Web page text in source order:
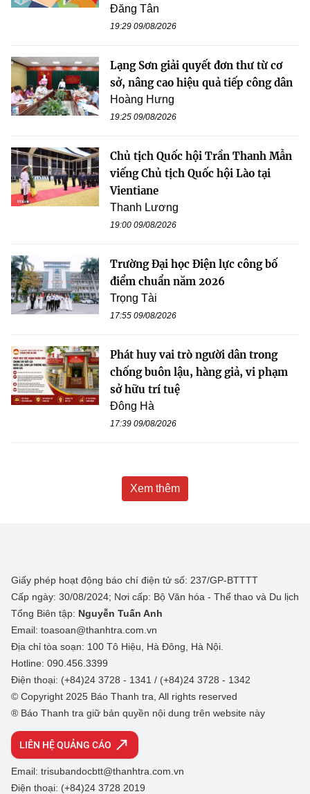
Đăng Tân
19:29 09/08/2026
Lạng Sơn giải quyết đơn thư từ cơ
sở, nâng cao hiệu quả tiếp công dân
Hoàng Hưng
19:25 09/08/2026
Chủ tịch Quốc hội Trần Thanh Mẫn
viếng Chủ tịch Quốc hội Lào tại
Vientiane
Thanh Lương
19:00 09/08/2026
Trường Đại học Điện lực công bố
điểm chuẩn năm 2026
Trọng Tài
17:55 09/08/2026
Phát huy vai trò người dân trong
chống buôn lậu, hàng giả, vi phạm
sở hữu trí tuệ
Đông Hà
17:39 09/08/2026
Xem thêm
Giấy phép hoạt động báo chí điện tử số: 237/GP-BTTTT
Cấp ngày: 30/08/2024; Nơi cấp: Bộ Văn hóa - Thể thao và Du lịch
Tổng Biên tập: Nguyễn Tuấn Anh
Email: toasoan@thanhtra.com.vn
Địa chỉ tòa soạn: 100 Tô Hiệu, Hà Đông, Hà Nội.
Hotline: 090.456.3399
Điện thoại: (+84)24 3728 - 1341 / (+84)24 3728 - 1342
© Copyright 2025 Báo Thanh tra, All rights reserved
® Báo Thanh tra giữ bản quyền nội dung trên website này
LIÊN HỆ QUẢNG CÁO
Email: trisubandocbtt@thanhtra.com.vn
Điện thoại: (+84)24 3728 2019